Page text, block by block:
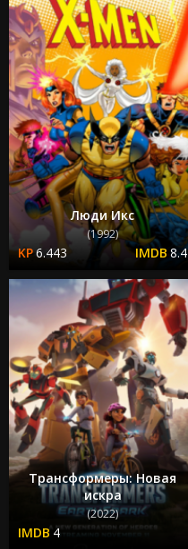
Люди Икс
(1992)
6.443 8.4
Трансформеры: Новая
искра
(2022)
4